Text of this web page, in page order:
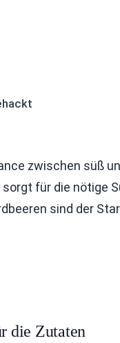
zwischen süß
für die nötige
sind der
die Zutaten